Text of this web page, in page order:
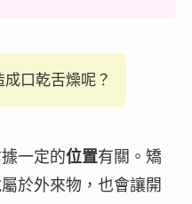
口乾舌燥呢？
一定的位置有關。矯
於外來物，也會讓開